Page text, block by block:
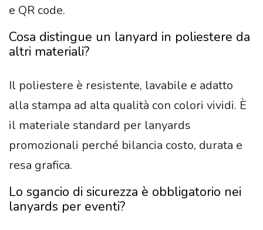
e QR code.
Cosa distingue un lanyard in poliestere da
altri materiali?
Il poliestere è resistente, lavabile e adatto
alla stampa ad alta qualità con colori vividi. È
il materiale standard per lanyards
promozionali perché bilancia costo, durata e
resa grafica.
Lo sgancio di sicurezza è obbligatorio nei
lanyards per eventi?